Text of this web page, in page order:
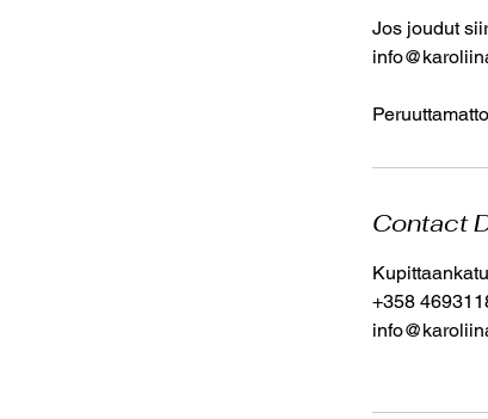
Jos joudut
Contact
+358